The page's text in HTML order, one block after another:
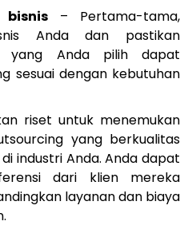
bisnis – Pertama-tama,
Anda dan pastikan
yang Anda pilih dapat
sesuai dengan kebutuhan
riset untuk menemukan
yang berkualitas
industri Anda. Anda dapat
dari klien mereka
layanan dan biaya